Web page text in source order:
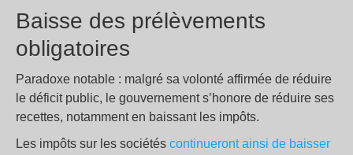
Baisse des prélèvements
obligatoires
Paradoxe notable : malgré sa volonté affirmée de réduire
le déficit public, le gouvernement s’honore de réduire ses
recettes, notamment en baissant les impôts.
Les impôts sur les sociétés continueront ainsi de baisser